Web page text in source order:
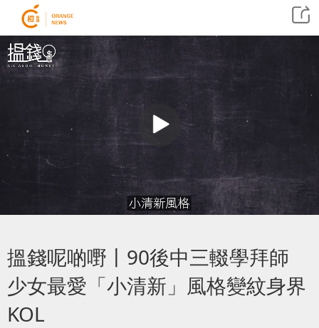
搵錢呢啲嘢丨90後中三輟學拜師
少女最愛「小清新」風格變紋身界
KOL